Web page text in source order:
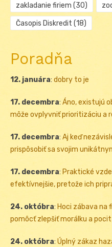
zakladanie firiem (30)
Časopis Diskredit (18)
Poradňa
12. januára: dobry to je
17. decembra: Áno, existujú
môže ovplyvniť prioritizáciu a
17. decembra: Aj keď
prispôsobiť sa svojim
17. decembra: Praktické
efektívnejšie, pretože ich
24. októbra: Hoci zábava na
pomôcť zlepšiť morálku a
24. októbra: Úplný zákaz